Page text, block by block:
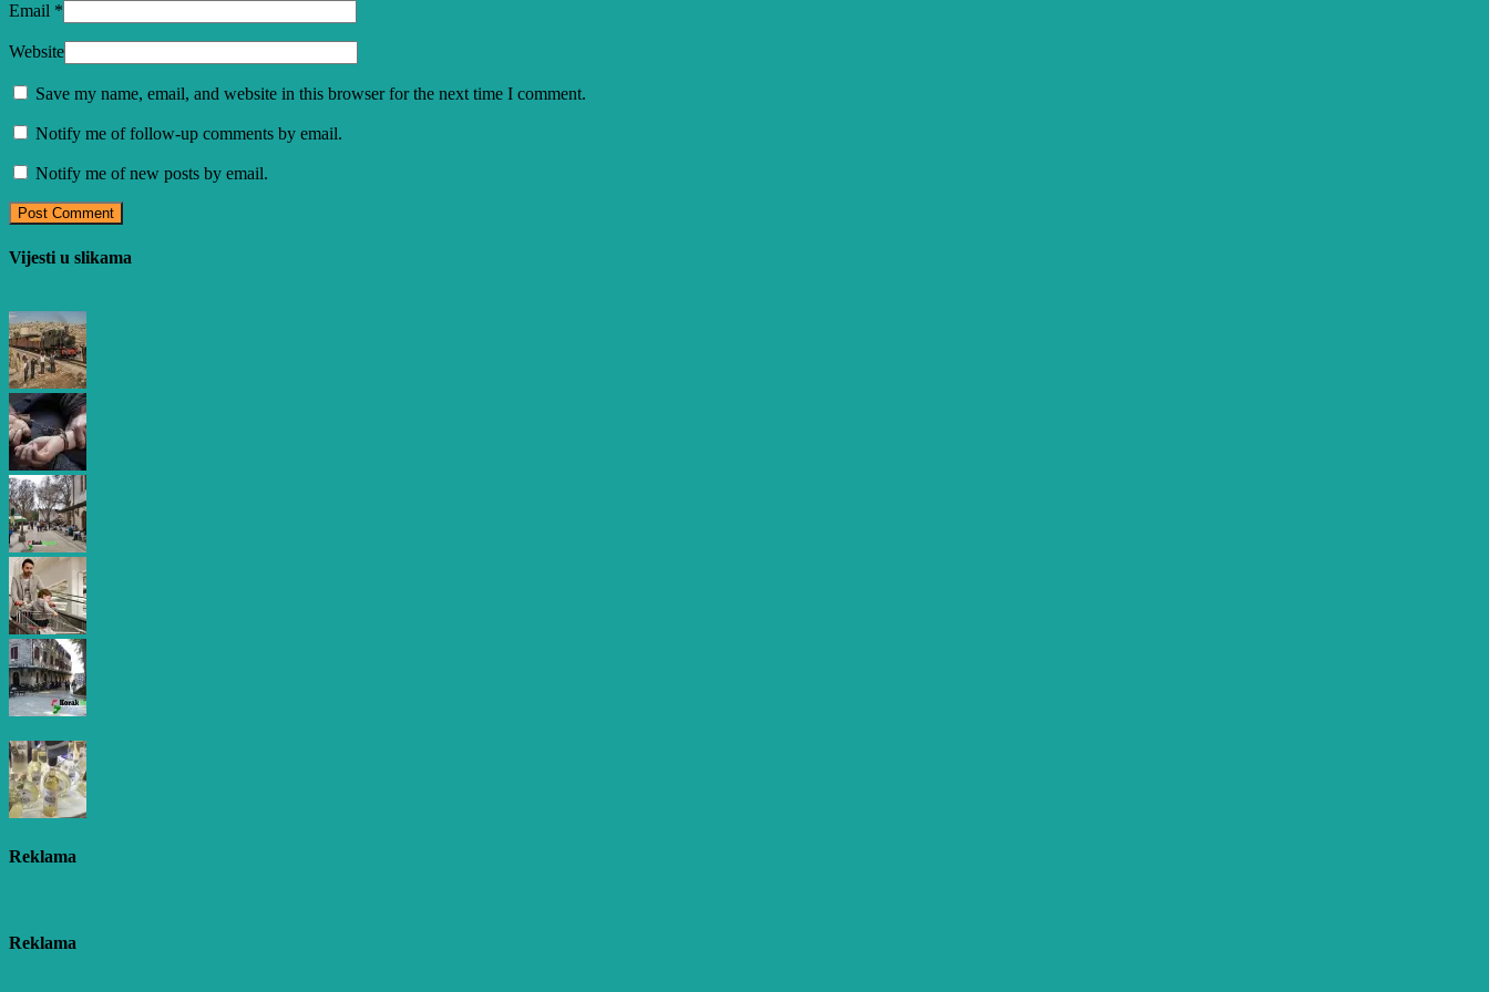
Email *
Website
Save my name, email, and website in this browser for the next time I comment.
Notify me of follow-up comments by email.
Notify me of new posts by email.
Vijesti u slikama
Reklama
Reklama